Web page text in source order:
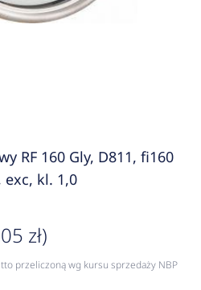
RF 160 Gly, D811, fi160
exc, kl. 1,0
zł)
przeliczoną wg kursu sprzedaży NBP